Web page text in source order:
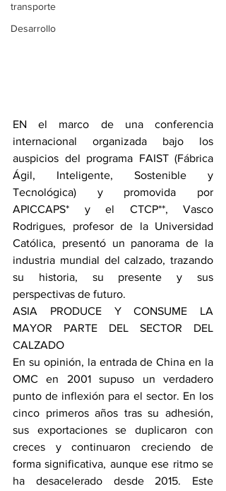
transporte
Desarrollo
EN el marco de una conferencia
internacional organizada bajo los
auspicios del programa FAIST (Fábrica
Ágil, Inteligente, Sostenible y
Tecnológica) y promovida por
APICCAPS* y el CTCP**, Vasco
Rodrigues, profesor de la Universidad
Católica, presentó un panorama de la
industria mundial del calzado, trazando
su historia, su presente y sus
perspectivas de futuro.
ASIA PRODUCE Y CONSUME LA
MAYOR PARTE DEL SECTOR DEL
CALZADO
En su opinión, la entrada de China en la
OMC en 2001 supuso un verdadero
punto de inflexión para el sector. En los
cinco primeros años tras su adhesión,
sus exportaciones se duplicaron con
creces y continuaron creciendo de
forma significativa, aunque ese ritmo se
ha desacelerado desde 2015. Este